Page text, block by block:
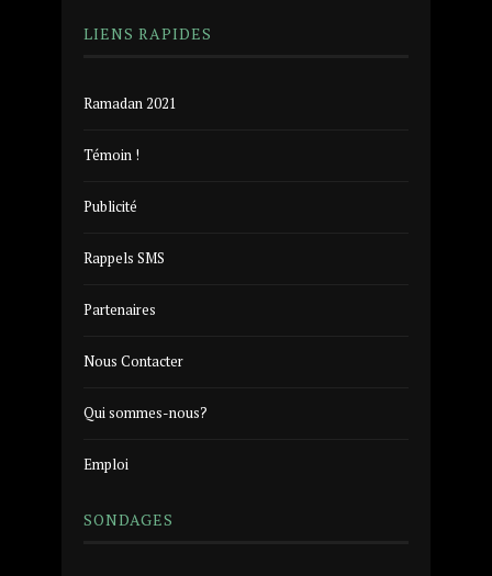
LIENS RAPIDES
Ramadan 2021
Témoin !
Publicité
Rappels SMS
Partenaires
Nous Contacter
Qui sommes-nous?
Emploi
SONDAGES